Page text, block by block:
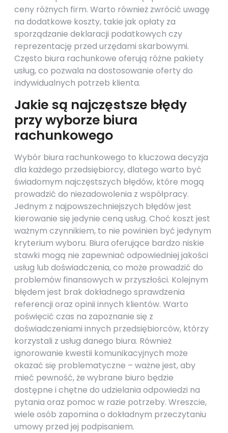
ceny różnych firm. Warto również zwrócić uwagę
na dodatkowe koszty, takie jak opłaty za
sporządzanie deklaracji podatkowych czy
reprezentację przed urzędami skarbowymi.
Często biura rachunkowe oferują różne pakiety
usług, co pozwala na dostosowanie oferty do
indywidualnych potrzeb klienta.
Jakie są najczęstsze błędy
przy wyborze biura
rachunkowego
Wybór biura rachunkowego to kluczowa decyzja
dla każdego przedsiębiorcy, dlatego warto być
świadomym najczęstszych błędów, które mogą
prowadzić do niezadowolenia z współpracy.
Jednym z najpowszechniejszych błędów jest
kierowanie się jedynie ceną usług. Choć koszt jest
ważnym czynnikiem, to nie powinien być jedynym
kryterium wyboru. Biura oferujące bardzo niskie
stawki mogą nie zapewniać odpowiedniej jakości
usług lub doświadczenia, co może prowadzić do
problemów finansowych w przyszłości. Kolejnym
błędem jest brak dokładnego sprawdzenia
referencji oraz opinii innych klientów. Warto
poświęcić czas na zapoznanie się z
doświadczeniami innych przedsiębiorców, którzy
korzystali z usług danego biura. Również
ignorowanie kwestii komunikacyjnych może
okazać się problematyczne – ważne jest, aby
mieć pewność, że wybrane biuro będzie
dostępne i chętne do udzielania odpowiedzi na
pytania oraz pomoc w razie potrzeby. Wreszcie,
wiele osób zapomina o dokładnym przeczytaniu
umowy przed jej podpisaniem.